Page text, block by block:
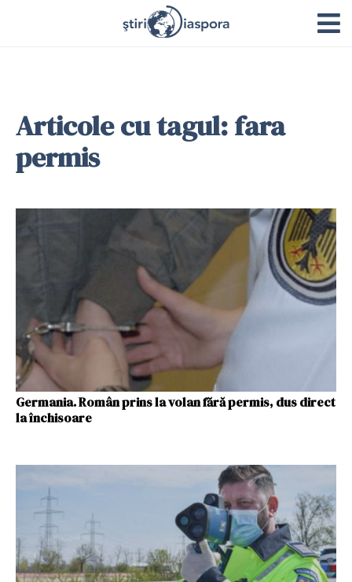
Articole cu tagul: fara
permis
Germania. Român prins la volan fără permis, dus direct
la închisoare